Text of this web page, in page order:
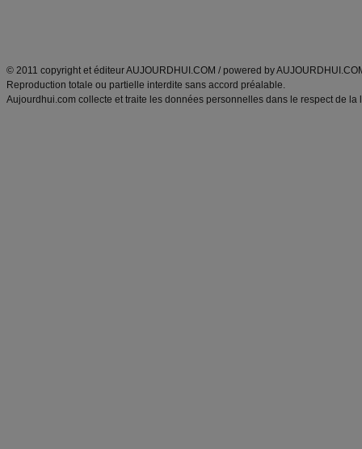
© 2011 copyright et éditeur AUJOURDHUI.COM / powered by
Reproduction totale ou partielle interdite sans accord préalable.
Aujourdhui.com collecte et traite les données personnelles dans le respect de